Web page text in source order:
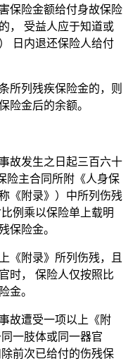
保险金额给付身故保险
， 受益人应于知道或
日内退还保险人给付
所列残疾保险金的，则
险金后的余额。
故发生之日起三百六十
险主合同所附《人身保
《附录》）中所列伤残
例乘以保险单上载明
保险金。
《附录》所列伤残，且
时， 保险人仅按照比
金。
故遭受一项以上《附
一肢体或同一器官
前次已给付的伤残保